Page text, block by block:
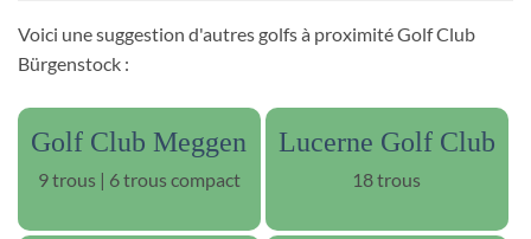
Voici une suggestion d'autres golfs à proximité Golf Club
Bürgenstock :
Golf Club Meggen
9 trous | 6 trous compact
Lucerne Golf Club
18 trous